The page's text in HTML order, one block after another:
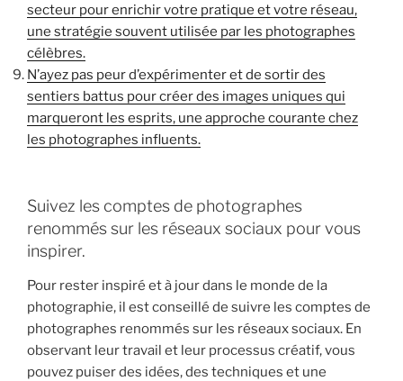
secteur pour enrichir votre pratique et votre réseau,
une stratégie souvent utilisée par les photographes
célèbres.
N’ayez pas peur d’expérimenter et de sortir des
sentiers battus pour créer des images uniques qui
marqueront les esprits, une approche courante chez
les photographes influents.
Suivez les comptes de photographes
renommés sur les réseaux sociaux pour vous
inspirer.
Pour rester inspiré et à jour dans le monde de la
photographie, il est conseillé de suivre les comptes de
photographes renommés sur les réseaux sociaux. En
observant leur travail et leur processus créatif, vous
pouvez puiser des idées, des techniques et une